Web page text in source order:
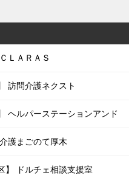
ＬＡＲＡＳ
訪問介護ネクスト
ヘルパーステーションアンド
護まごのて厚木
】 ドルチェ相談支援室